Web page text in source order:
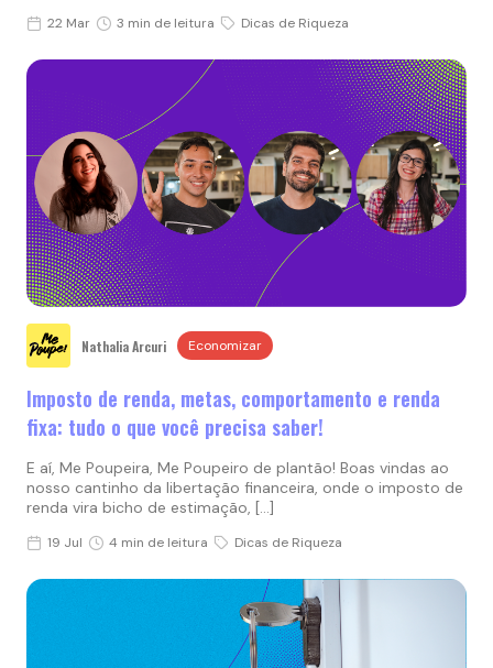
22 Mar 3 min de leitura Dicas de Riqueza
Nathalia Arcuri Economizar
Imposto de renda, metas, comportamento e renda
fixa: tudo o que você precisa saber!
E aí, Me Poupeira, Me Poupeiro de plantão! Boas vindas ao
nosso cantinho da libertação financeira, onde o imposto de
renda vira bicho de estimação, […]
19 Jul 4 min de leitura Dicas de Riqueza